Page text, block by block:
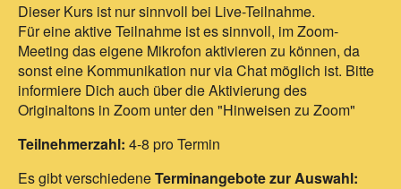
Dieser Kurs ist nur sinnvoll bei Live-Teilnahme.
Für eine aktive Teilnahme ist es sinnvoll, im Zoom-
Meeting das eigene Mikrofon aktivieren zu können, da
sonst eine Kommunikation nur via Chat möglich ist. Bitte
informiere Dich auch über die Aktivierung des
Originaltons in Zoom unter den "Hinweisen zu Zoom"
Teilnehmerzahl: 4-8 pro Termin
Es gibt verschiedeneTerminangebote zur Auswahl: